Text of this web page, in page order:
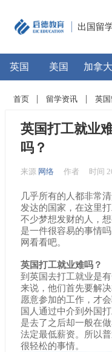
出国留
英国 美国 加拿大
首页 留学资讯 英
英国打工就业
吗？
来源 网络 作者 时间
几乎所有的人都非常
发达的国家，在这里
不少梦想发财的人，
是一件很容易的事情
网看看吧。
英国打工就业难吗？
到英国去打工就业是
来说，他们首先要解
愿意参加的工作，才
国人通过中介到外国
是去了之后却一般在
法定最低薪资。所以
很轻松的事情。